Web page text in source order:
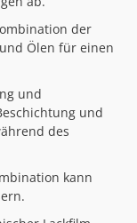
der
Ölen für einen
und
und
des
kann